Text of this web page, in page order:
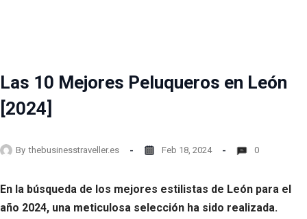
Las 10 Mejores Peluqueros en León
[2024]
By thebusinesstraveller.es Feb 18, 2024 0
En la búsqueda de los mejores estilistas de León para el
año 2024, una meticulosa selección ha sido realizada.